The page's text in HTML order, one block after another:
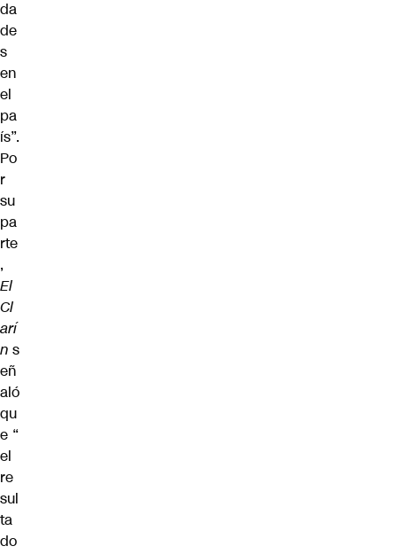
da
de
s
en
el
pa
ís”.
Po
r
su
pa
rte
,
El
Cl
arí
n s
eñ
aló
qu
e “
el
re
sul
ta
do